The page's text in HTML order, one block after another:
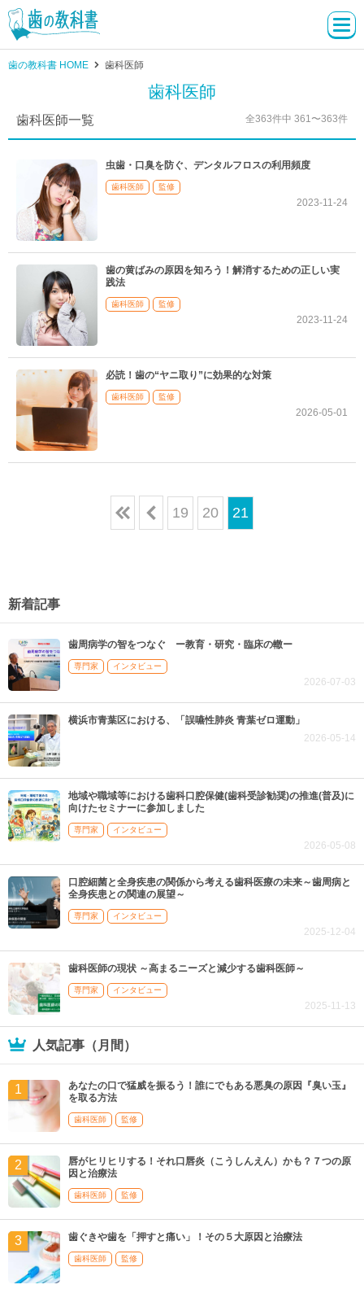
歯の教科書 HOME 歯科医師
歯科医師
歯科医師一覧 全363件中 361〜363件
虫歯・口臭を防ぐ、デンタルフロスの利用頻度
歯科医師 監修
2023-11-24
歯の黄ばみの原因を知ろう！解消するための正しい実
践法
歯科医師 監修
2023-11-24
必読！歯の“ヤニ取り”に効果的な対策
歯科医師 監修
2026-05-01
19 20 21
新着記事
歯周病学の智をつなぐ ー教育・研究・臨床の轍ー
専門家 インタビュー
2026-07-03
横浜市青葉区における、「誤嚥性肺炎 青葉ゼロ運動」
2026-05-14
地域や職域等における歯科口腔保健(歯科受診勧奨)の推進(普及)に
向けたセミナーに参加しました
専門家 インタビュー
2026-05-08
口腔細菌と全身疾患の関係から考える歯科医療の未来～歯周病と
全身疾患との関連の展望～
専門家 インタビュー
2025-12-04
歯科医師の現状 ～高まるニーズと減少する歯科医師～
専門家 インタビュー
2025-11-13
人気記事（月間）
あなたの口で猛威を振るう！誰にでもある悪臭の原因『臭い玉』
を取る方法
歯科医師 監修
唇がヒリヒリする！それ口唇炎（こうしんえん）かも？７つの原
因と治療法
歯科医師 監修
歯ぐきや歯を「押すと痛い」！その５大原因と治療法
歯科医師 監修